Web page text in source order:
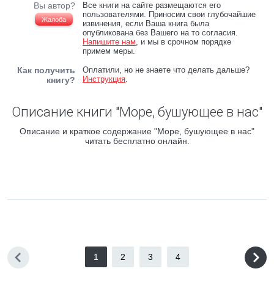
Вы автор?
Жалоба
Все книги на сайте размещаются его
пользователями. Приносим свои глубочайшие
извинения, если Ваша книга была
опубликована без Вашего на то согласия.
Напишите нам, и мы в срочном порядке
примем меры.
Как получить
книгу?
Оплатили, но не знаете что делать дальше?
Инструкция.
Описание книги "Море, бушующее в нас"
Описание и краткое содержание "Море, бушующее в нас"
читать бесплатно онлайн.
1 2 3 4